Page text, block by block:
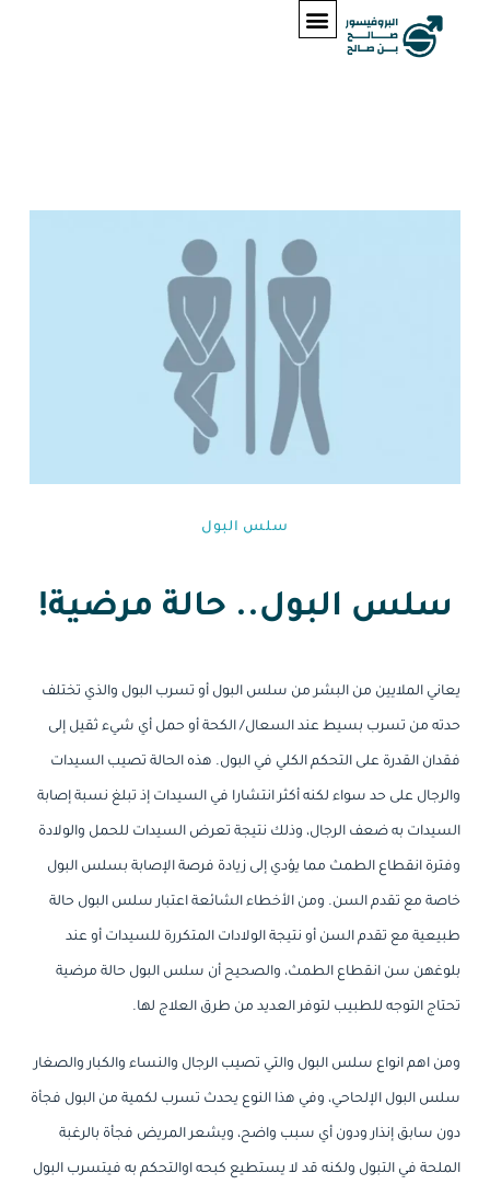
سلس البول
سلس البول.. حالة مرضية!
يعاني الملايين من البشر من سلس البول أو تسرب البول والذي تختلف
حدته من تسرب بسيط عند السعال/ الكحة أو حمل أي شيء ثقيل إلى
فقدان القدرة على التحكم الكلي في البول. هذه الحالة تصيب السيدات
والرجال على حد سواء لكنه أكثر انتشارا في السيدات إذ تبلغ نسبة إصابة
السيدات به ضعف الرجال، وذلك نتيجة تعرض السيدات للحمل والولادة
وفترة انقطاع الطمث مما يؤدي إلى زيادة فرصة الإصابة بسلس البول
خاصة مع تقدم السن. ومن الأخطاء الشائعة اعتبار سلس البول حالة
طبيعية مع تقدم السن أو نتيجة الولادات المتكررة للسيدات أو عند
بلوغهن سن انقطاع الطمث، والصحيح أن سلس البول حالة مرضية
تحتاج التوجه للطبيب لتوفر العديد من طرق العلاج لها.
ومن اهم انواع سلس البول والتي تصيب الرجال والنساء والكبار والصغار
سلس البول الإلحاحي، وفي هذا النوع يحدث تسرب لكمية من البول فجأة
دون سابق إنذار ودون أي سبب واضح، ويشعر المريض فجأة بالرغبة
الملحة في التبول ولكنه قد لا يستطيع كبحه اوالتحكم به فيتسرب البول